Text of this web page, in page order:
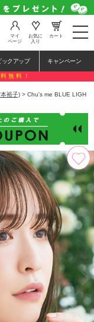
t
o
e
n
a
a
i
o
n
マイ
ページ
お気に
入り
カート
ックアップ キャンペーン
無料！
裕子) > Chu's me BLUE LIGH